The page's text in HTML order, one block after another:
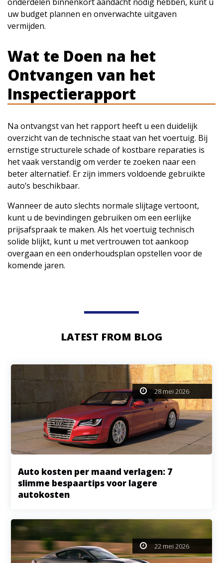
uw budget plannen en onverwachte uitgaven
vermijden.
Wat te Doen na het
Ontvangen van het
Inspectierapport
Na ontvangst van het rapport heeft u een duidelijk
overzicht van de technische staat van het voertuig. Bij
ernstige structurele schade of kostbare reparaties is
het vaak verstandig om verder te zoeken naar een
beter alternatief. Er zijn immers voldoende gebruikte
auto’s beschikbaar.
Wanneer de auto slechts normale slijtage vertoont,
kunt u de bevindingen gebruiken om een eerlijke
prijsafspraak te maken. Als het voertuig technisch
solide blijkt, kunt u met vertrouwen tot aankoop
overgaan en een onderhoudsplan opstellen voor de
komende jaren.
LATEST FROM BLOG
28 mei 2026
Auto kosten per maand verlagen: 7
slimme bespaartips voor lagere
autokosten
22 mei 2026